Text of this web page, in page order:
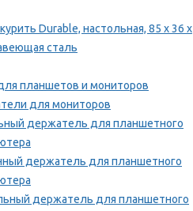
Durable, настольная, 85 x 36 x
сталь
планшетов и мониторов
для мониторов
держатель для планшетного
держатель для планшетного
держатель для планшетного